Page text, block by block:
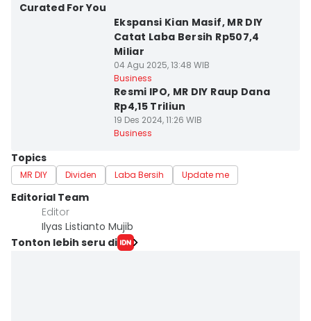
Curated For You
Ekspansi Kian Masif, MR DIY
Catat Laba Bersih Rp507,4
Miliar
04 Agu 2025, 13:48 WIB
Business
Resmi IPO, MR DIY Raup Dana
Rp4,15 Triliun
19 Des 2024, 11:26 WIB
Business
Topics
MR DIY Dividen Laba Bersih Update me
Editorial Team
Editor
Ilyas Listianto Mujib
Tonton lebih seru di